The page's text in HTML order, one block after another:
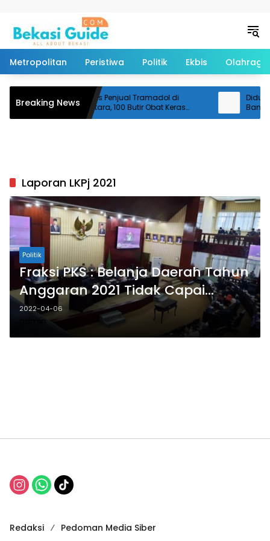
Metropolitan Peristiwa Politik Ekbis Olahraga
Breaking NewsPolisi Ringkus Penjual Tramadol di
Cikarang Utara, 100 Butir Obat Keras
Disita
Diduga
Pemotor
Laporan LKPj 2021
Politik
Fraksi PKS : Belanja Daerah Tahun
Anggaran 2021 Tidak Capai
Target
2022-04-06
admin
Redaksi Pedoman Media Siber